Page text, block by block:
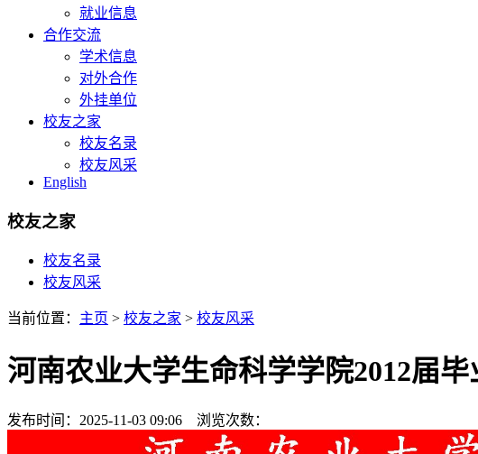
就业信息
合作交流
学术信息
对外合作
外挂单位
校友之家
校友名录
校友风采
English
校友之家
校友名录
校友风采
当前位置： 主页 > 校友之家 > 校友风采
河南农业大学生命科学学院2012届毕
发布时间：2025-11-03 09:06 浏览次数：